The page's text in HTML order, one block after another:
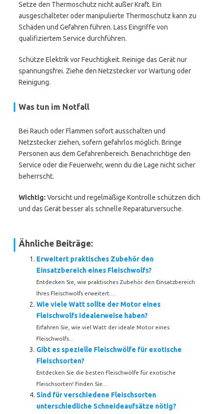
Setze den Thermoschutz nicht außer Kraft. Ein
ausgeschalteter oder manipulierte Thermoschutz kann zu
Schäden und Gefahren führen. Lass Eingriffe von
qualifiziertem Service durchführen.
Schütze Elektrik vor Feuchtigkeit. Reinige das Gerät nur
spannungsfrei. Ziehe den Netzstecker vor Wartung oder
Reinigung.
Was tun im Notfall
Bei Rauch oder Flammen sofort ausschalten und
Netzstecker ziehen, sofern gefahrlos möglich. Bringe
Personen aus dem Gefahrenbereich. Benachrichtige den
Service oder die Feuerwehr, wenn du die Lage nicht sicher
beherrscht.
Wichtig: Vorsicht und regelmäßige Kontrolle schützen dich
und das Gerät besser als schnelle Reparaturversuche.
Ähnliche Beiträge:
Erweitert praktisches Zubehör den
Einsatzbereich eines Fleischwolfs?
Entdecken Sie, wie praktisches Zubehör den Einsatzbereich
Ihres Fleischwolfs erweitert....
Wie viele Watt sollte der Motor eines
Fleischwolfs idealerweise haben?
Erfahren Sie, wie viel Watt der ideale Motor eines
Fleischwolfs...
Gibt es spezielle Fleischwölfe für exotische
Fleischsorten?
Entdecken Sie die besten Fleischwölfe für exotische
Fleischsorten! Finden Sie...
Sind für verschiedene Fleischsorten
unterschiedliche Schneideaufsätze nötig?